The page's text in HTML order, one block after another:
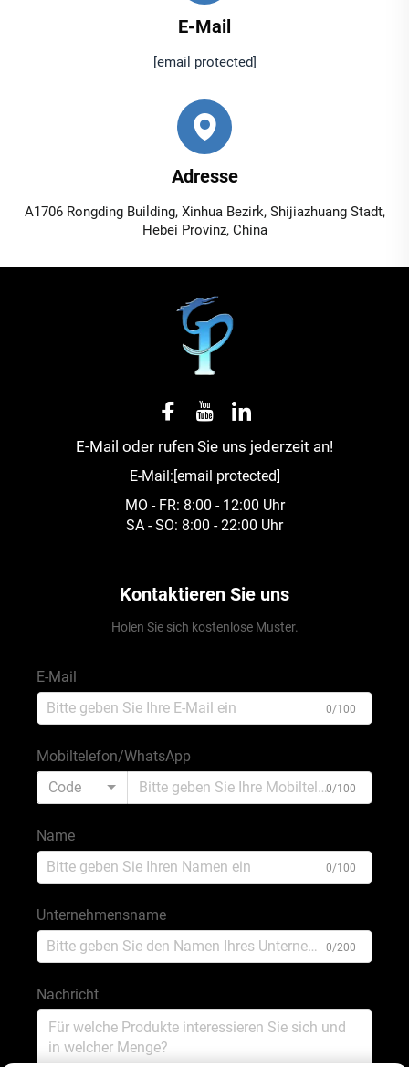
E-Mail
[email protected]
Adresse
A1706 Rongding Building, Xinhua Bezirk, Shijiazhuang Stadt,
Hebei Provinz, China
E-Mail oder rufen Sie uns jederzeit an!
E-Mail:[email protected]
MO - FR: 8:00 - 12:00 Uhr
SA - SO: 8:00 - 22:00 Uhr
Kontaktieren Sie uns
Holen Sie sich kostenlose Muster.
E-Mail
0/100
Mobiltelefon/WhatsApp
Code
0/100
Name
0/100
Unternehmensname
0/200
Nachricht